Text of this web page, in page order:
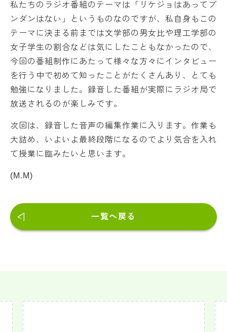
私たちのラジオ番組のテーマは「リケジョはあってブ
ンダンはない」というものなのですが、私自身もこの
テーマに決まる前までは文学部の男女比や理工学部の
女子学生の割合などは気にしたこともなかったので、
今回の番組制作にあたって様々な方々にインタビュー
を行う中で初めて知ったことがたくさんあり、とても
勉強になりました。録音した番組が実際にラジオ局で
放送されるのが楽しみです。
次回は、録音した音声の編集作業に入ります。作業も
大詰め、いよいよ最終段階になるのでより気合を入れ
て授業に臨みたいと思います。
(M.M)
一覧へ戻る